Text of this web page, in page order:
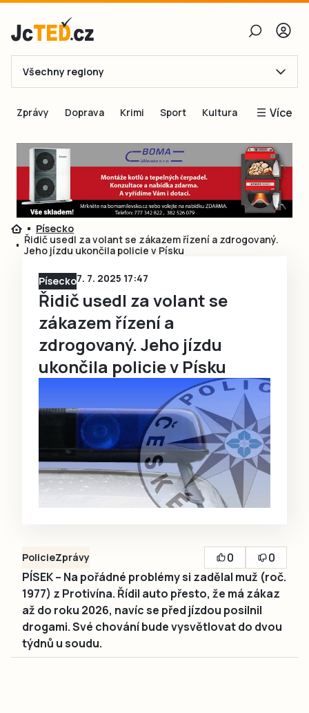
E-mail
Obnovit heslo
Přihlásit se
Ještě nemám účet, chci se
Všechny regiony
Zprávy Doprava Krimi Sport Kultura Více
Blogy
Inspirace
Čtenáři píší
Speciální přílohy
Písecko
Řidič usedl za volant se zákazem řízení a zdrogovaný.
Jeho jízdu ukončila policie v Písku
Písecko7. 7. 2025 17:47
Řidič usedl za volant se
zákazem řízení a
zdrogovaný. Jeho jízdu
ukončila policie v Písku
PolicieZprávy 0
0
PÍSEK – Na pořádné problémy si zadělal muž (roč.
1977) z Protivína. Řídil auto přesto, že má zákaz
až do roku 2026, navíc se před jízdou posilnil
drogami. Své chování bude vysvětlovat do dvou
týdnů u soudu.